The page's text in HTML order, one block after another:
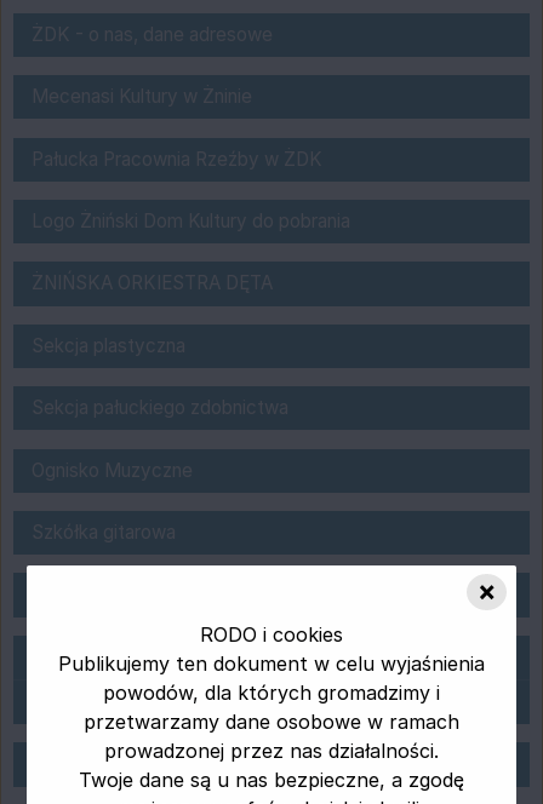
o nas
ŻDK - o nas, dane adresowe
Bank Spółdzielczy "Pałuki" w Żninie
Mecenasi Kultury w Żninie
Pałucka Pracownia Rzeźby w Żnińskim
Pałucka Pracownia Rzeźby w ŻDK
logo do pobrania
Logo Żniński Dom Kultury do pobrania
ŻNIŃSKA ORKIESTRA DĘTA
ŻNIŃSKA ORKIESTRA DĘTA
Sekcja plastyczna ŻDK
Sekcja plastyczna
Sekcja Origami
Sekcja pałuckiego zdobnictwa
Ognisko Muzyczne
Ognisko Muzyczne
Szkółka gitarowa
Szkółka gitarowa
Zespoły w ŻDK
Zespół "Czerwone Róże"
Zespół wokalny " JAŚMIN"
Sekcja saksofonu
Sekcja saksofonu
×
RODO i cookies
Publikujemy ten dokument w celu wyjaśnienia
powodów, dla których gromadzimy i
przetwarzamy dane osobowe w ramach
prowadzonej przez nas działalności.
Twoje dane są u nas bezpieczne, a zgodę